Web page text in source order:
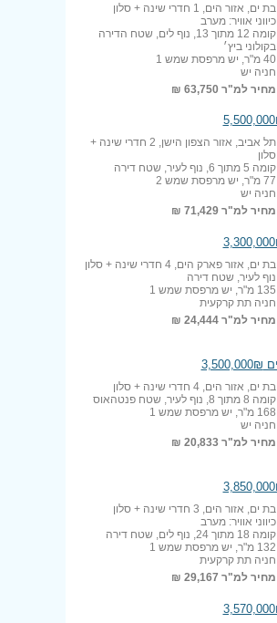
בת ים, אזור הים, 1 חדרי שינה + סלון
כיווני אוויר: מערב
קומה 12 מתוך 13, נוף לים, שטח הדירה
בקולוני ביץ׳
40 מ"ר, יש מרפסת שמש 1
חניה יש
מחיר למ"ר 63,750 ₪
תל אביב, אזור הצפון הישן, 2 חדרי שינה +
סלון
קומה 5 מתוך 6, נוף לעיר, שטח דירה
77 מ"ר, יש מרפסת שמש 2
חניה יש
מחיר למ"ר71,429 ₪
בת ים, אזור פארק הים, 4 חדרי שינה + סלון
נוף לעיר, שטח דירה
135 מ"ר, יש מרפסת שמש 1
חניה תת קרקעית
מחיר למ"ר24,444 ₪
בת ים, אזור הים, 4 חדרי שינה + סלון
קומה 8 מתוך 8, נוף לעיר, שטח פנטהאוס
168 מ"ר, יש מרפסת שמש 1
חניה יש
מחיר למ"ר20,833 ₪
בת ים, אזור הים, 3 חדרי שינה + סלון
כיווני אוויר: מערב
קומה 18 מתוך 24, נוף לים, שטח דירה
132 מ"ר, יש מרפסת שמש 1
חניה תת קרקעית
מחיר למ"ר 29,167 ₪